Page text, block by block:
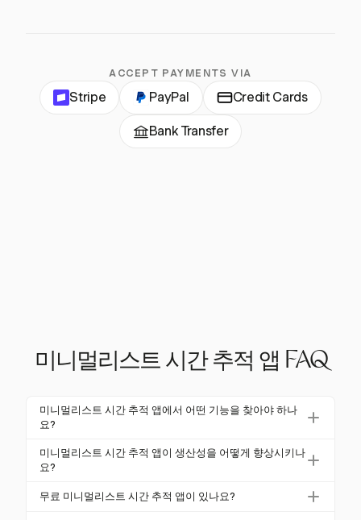
ACCEPT PAYMENTS VIA
Stripe PayPal Credit Cards
Bank Transfer
미니멀리스트 시간 추적 앱 FAQ
미니멀리스트 시간 추적 앱에서 어떤 기능을 찾아야 하나
요?
깔끔한 인터페이스, 쉽게 추적할 수 있는 클릭 한 번 타
이머, 수동 입력 옵션 및 기본 보고 기능이 있는 앱을 찾
다.
미니멀리스트 시간 추적 앱이 생산성을 어떻게 향상시키나
요?
미니멀리스트 앱은 단순한 인터페이스로 인지 부하를
무료 미니멀리스트 시간 추적 앱이 있나요?